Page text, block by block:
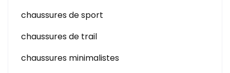
chaussures de sport
chaussures de trail
chaussures minimalistes